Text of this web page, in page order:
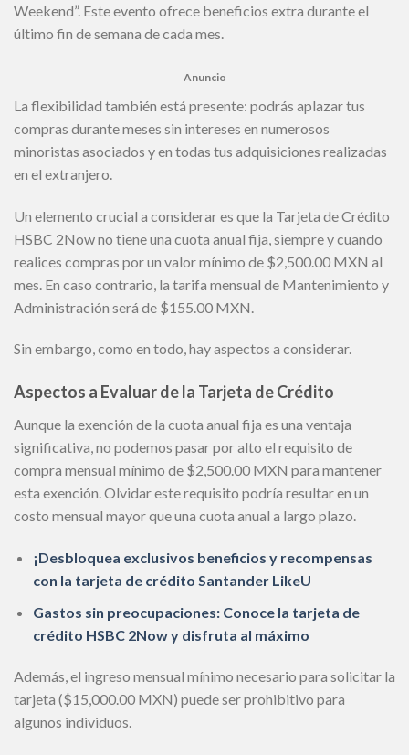
Weekend”. Este evento ofrece beneficios extra durante el
último fin de semana de cada mes.
Anuncio
La flexibilidad también está presente: podrás aplazar tus
compras durante meses sin intereses en numerosos
minoristas asociados y en todas tus adquisiciones realizadas
en el extranjero.
Un elemento crucial a considerar es que la Tarjeta de Crédito
HSBC 2Now no tiene una cuota anual fija, siempre y cuando
realices compras por un valor mínimo de $2,500.00 MXN al
mes. En caso contrario, la tarifa mensual de Mantenimiento y
Administración será de $155.00 MXN.
Sin embargo, como en todo, hay aspectos a considerar.
Aspectos a Evaluar de la Tarjeta de Crédito
Aunque la exención de la cuota anual fija es una ventaja
significativa, no podemos pasar por alto el requisito de
compra mensual mínimo de $2,500.00 MXN para mantener
esta exención. Olvidar este requisito podría resultar en un
costo mensual mayor que una cuota anual a largo plazo.
¡Desbloquea exclusivos beneficios y recompensas
con la tarjeta de crédito Santander LikeU
Gastos sin preocupaciones: Conoce la tarjeta de
crédito HSBC 2Now y disfruta al máximo
Además, el ingreso mensual mínimo necesario para solicitar la
tarjeta ($15,000.00 MXN) puede ser prohibitivo para
algunos individuos.